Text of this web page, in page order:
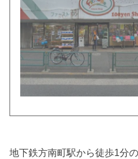
地下鉄方南町駅から徒歩1分